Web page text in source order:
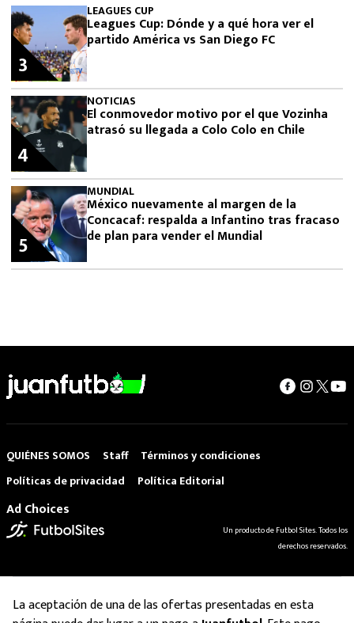
LEAGUES CUP
Leagues Cup: Dónde y a qué hora ver el
partido América vs San Diego FC
3
NOTICIAS
El conmovedor motivo por el que Vozinha
atrasó su llegada a Colo Colo en Chile
4
MUNDIAL
México nuevamente al margen de la
Concacaf: respalda a Infantino tras fracaso
de plan para vender el Mundial
5
QUIÉNES SOMOS Staff
Términos y condiciones
Políticas de privacidad
Política Editorial
Ad Choices
Un producto de Futbol Sites. Todos los
derechos reservados.
La aceptación de una de las ofertas presentadas en esta